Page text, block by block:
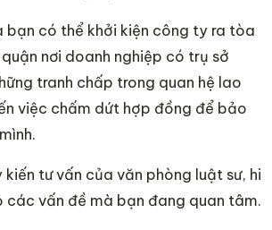
bạn có thể khởi kiện công ty ra tòa
nơi doanh nghiệp có trụ sở
tranh chấp trong quan hệ lao
việc chấm dứt hợp đồng để bảo
tư vấn của văn phòng luật sư, hi
các vấn đề mà bạn đang quan tâm.